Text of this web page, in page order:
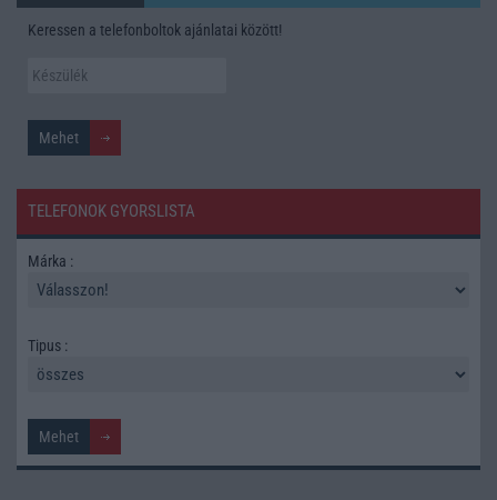
Keressen a telefonboltok ajánlatai között!
TELEFONOK GYORSLISTA
Márka :
Tipus :